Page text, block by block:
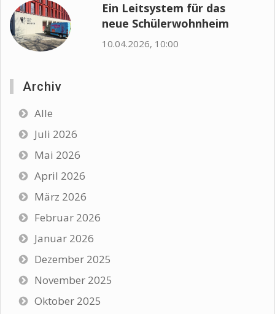
Ein Leitsystem für das
neue Schülerwohnheim
10.04.2026, 10:00
Archiv
Alle
Juli 2026
Mai 2026
April 2026
März 2026
Februar 2026
Januar 2026
Dezember 2025
November 2025
Oktober 2025